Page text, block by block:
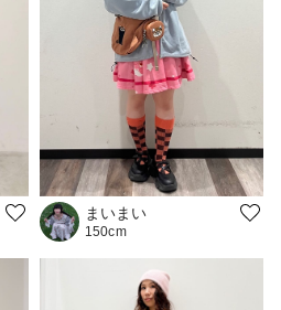
まいまい
150cm